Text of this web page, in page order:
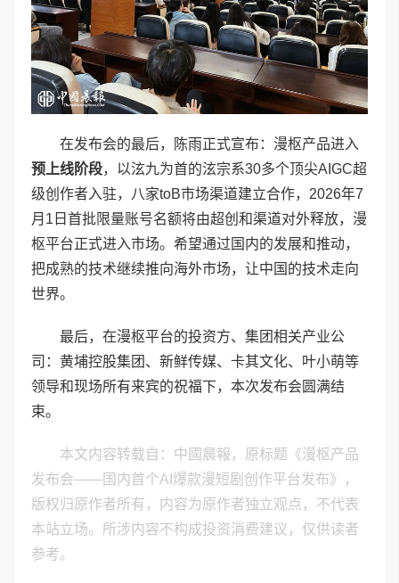
在发布会的最后，陈雨正式宣布：漫枢产品进入
预上线阶段，以泫九为首的泫宗系30多个顶尖AIGC超
级创作者入驻，八家toB市场渠道建立合作，2026年7
月1日首批限量账号名额将由超创和渠道对外释放，漫
枢平台正式进入市场。希望通过国内的发展和推动，
把成熟的技术继续推向海外市场，让中国的技术走向
世界。
最后，在漫枢平台的投资方、集团相关产业公
司：黄埔控股集团、新鲜传媒、卡其文化、叶小萌等
领导和现场所有来宾的祝福下，本次发布会圆满结
束。
本文内容转载自：中國晨報，原标题《漫枢产品
发布会——国内首个AI爆款漫短剧创作平台发布》，
版权归原作者所有，内容为原作者独立观点，不代表
本站立场。所涉内容不构成投资消费建议，仅供读者
参考。